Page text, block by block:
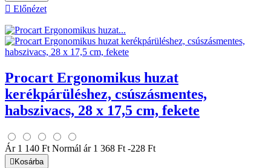
 Előnézet
Procart Ergonomikus huzat
kerékpárüléshez, csúszásmentes,
habszivacs, 28 x 17,5 cm, fekete
Ár 1 140 Ft Normál ár 1 368 Ft -228 Ft
Kosárba